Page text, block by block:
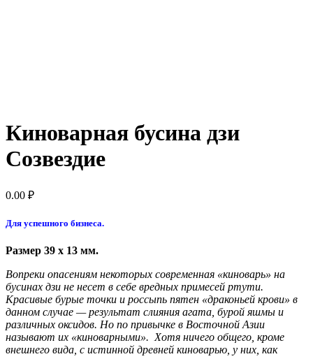
Киноварная бусина дзи
Созвездие
0.00 ₽
Для успешного бизнеса.
Размер 39 x 13 мм.
Вопреки опасениям некоторых современная «киноварь» на
бусинах дзи не несет в себе вредных примесей ртути.
Красивые бурые точки и россыпь пятен «драконьей крови» в
данном случае — результат слияния агата, бурой яшмы и
различных оксидов. Но по привычке в Восточной Азии
называют их «киноварными». Хотя ничего общего, кроме
внешнего вида, с истинной древней киноварью, у них, как